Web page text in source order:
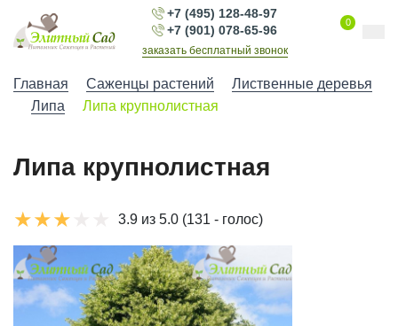
+7 (495) 128-48-97
+7 (901) 078-65-96
заказать бесплатный звонок
0
Главная Саженцы растений
Лиственные деревья
Липа
Липа крупнолистная
Липа крупнолистная
3.9 из 5.0(131 - голос)